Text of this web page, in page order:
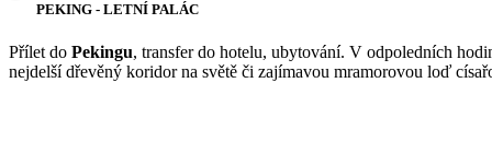
PEKING - LETNÍ PALÁC
Přílet do Pekingu, transfer do hotelu, ubytování. V odpoledních
nejdelší dřevěný koridor na světě či zajímavou mramorovou loď